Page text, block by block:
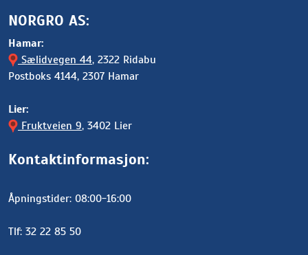
NORGRO AS:
Hamar:
Sælidvegen 44, 2322 Ridabu
Postboks 4144, 2307 Hamar
Lier:
Fruktveien 9, 3402 Lier
Kontaktinformasjon:
Åpningstider: 08:00-16:00
Tlf: 32 22 85 50